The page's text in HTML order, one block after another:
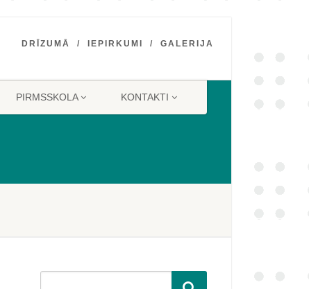
DRĪZUMĀ IEPIRKUMI GALERIJA
PIRMSSKOLA KONTAKTI